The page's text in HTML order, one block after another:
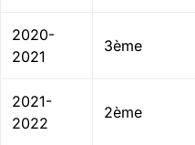
2020-
2021
3ème
2021-
2022
2ème